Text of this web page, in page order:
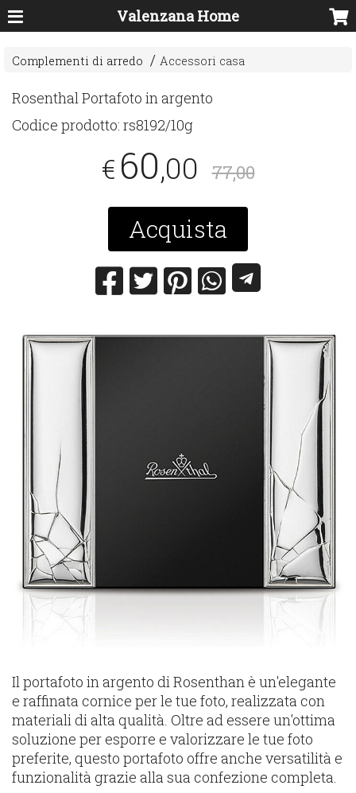
Valenzana Home
Complementi di arredo Accessori casa
Rosenthal Portafoto in argento
Codice prodotto:rs8192/10g
€ 60,00 77,00
Acquista
Il portafoto in argento di Rosenthan è un'elegante
e raffinata cornice per le tue foto, realizzata con
materiali di alta qualità. Oltre ad essere un'ottima
soluzione per esporre e valorizzare le tue foto
preferite, questo portafoto offre anche versatilità e
funzionalità grazie alla sua confezione completa.